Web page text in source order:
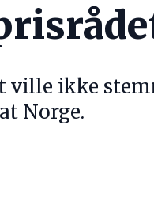
ville ikke
Norge.